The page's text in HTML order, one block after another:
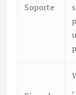
Soporte
,